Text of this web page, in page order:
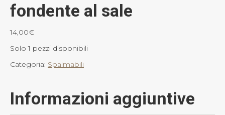
fondente al sale
14,00€
Solo 1 pezzi disponibili
Categoria: Spalmabili
Informazioni aggiuntive